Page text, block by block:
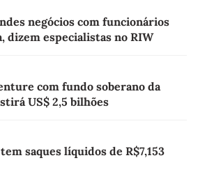
negócios com funcionários
dizem especialistas no RIW
com fundo soberano da
US$ 2,5 bilhões
saques líquidos de R$7,153